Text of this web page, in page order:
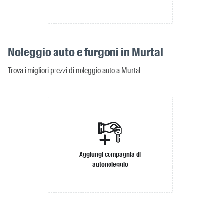
Noleggio auto e furgoni in Murtal
Trova i migliori prezzi di noleggio auto a Murtal
Aggiungi compagnia di
autonoleggio